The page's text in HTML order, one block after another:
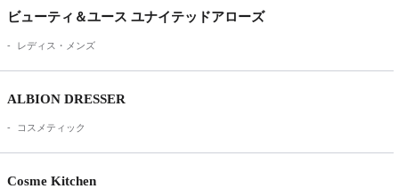
ビューティ＆ユース ユナイテッドアローズ
レディス・メンズ
ALBION DRESSER
コスメティック
Cosme Kitchen